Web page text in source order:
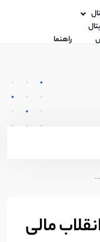
راهنما
آیا ایران آماده پذیرش انقلاب مالی دیجیتال است؟
مالی